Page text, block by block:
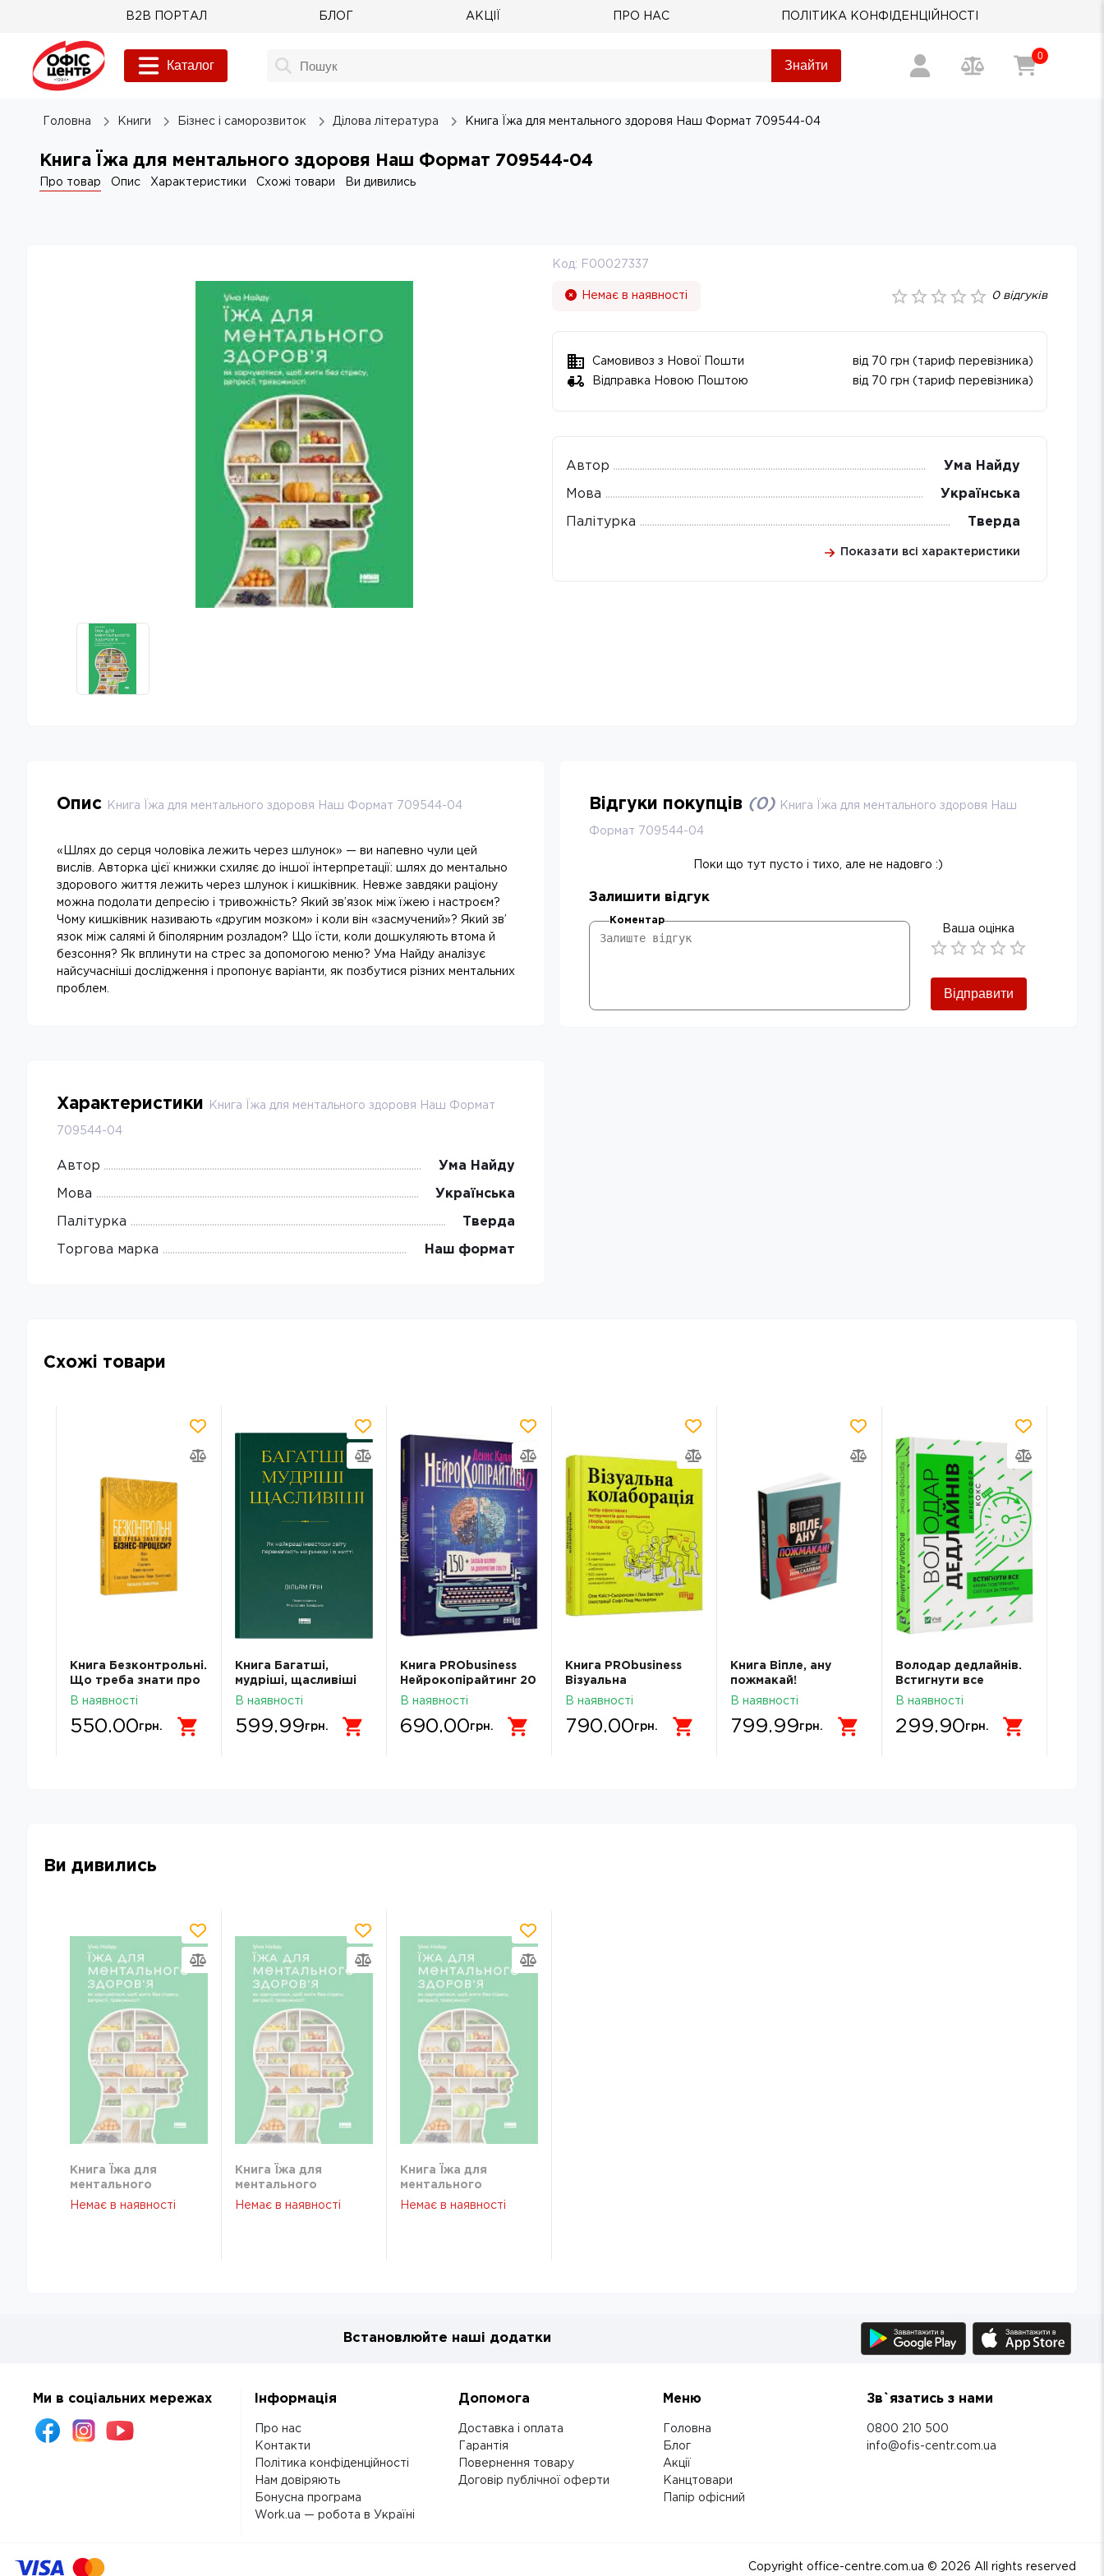
B2B ПОРТАЛ БЛОГ АКЦІЇ ПРО НАС ПОЛІТИКА КОНФІДЕНЦІЙНОСТІ
Каталог Знайти
0
Головна Книги Бізнес і саморозвиток Ділова література Книга Їжа для ментального здоровя Наш Формат 709544-04
Книга Їжа для ментального здоровя Наш Формат 709544-04
Про товар Опис Характеристики Схожі товари Ви дивились
Код: F00027337
Немає в наявності 0відгуків
Самовивоз з Нової Пошти
від 70 грн (тариф перевізника)
Відправка Новою Поштою
від 70 грн (тариф перевізника)
Автор Ума Найду
Мова Українська
Палітурка Тверда
Показати всі характеристики
Опис Книга Їжа для ментального здоровя Наш Формат 709544-04
«Шлях до серця чоловіка лежить через шлунок» — ви напевно чули цей
вислів. Авторка цієї книжки схиляє до іншої інтерпретації: шлях до ментально
здорового життя лежить через шлунок і кишківник. Невже завдяки раціону
можна подолати депресію і тривожність? Який зв’язок між їжею і настроєм?
Чому кишківник називають «другим мозком» і коли він «засмучений»? Який зв’
язок між салямі й біполярним розладом? Що їсти, коли дошкуляють втома й
безсоння? Як вплинути на стрес за допомогою меню? Ума Найду аналізує
найсучасніші дослідження і пропонує варіанти, як позбутися різних ментальних
проблем.
Характеристики Книга Їжа для ментального здоровя Наш Формат
709544-04
Автор Ума Найду
Мова Українська
Палітурка Тверда
Торгова марка Наш формат
Відгуки покупців (0) Книга Їжа для ментального здоровя Наш
Формат 709544-04
Поки що тут пусто і тихо, але не надовго :)
Залишити відгук
Коментар
Ваша оцінка
Відправити
Схожі товари
Книга Безконтрольні.
Що треба знати про
бізнес-процеси?
В наявності
550.00грн.
Книга Багатші,
мудріші, щасливіші
В наявності
599.99грн.
Книга PRObusiness
Нейрокопірайтинг 20
ФБ1467007У
В наявності
690.00грн.
Книга PRObusiness
Візуальна
колаборація
В наявності
790.00грн.
Книга Віпле, ану
пожмакай!
В наявності
799.99грн.
Володар дедлайнів.
Встигнути все
В наявності
299.90грн.
Ви дивились
Книга Їжа для
ментального
здоровя Наш
Немає в наявності
Книга Їжа для
ментального
здоровя Наш
Немає в наявності
Книга Їжа для
ментального
здоровя Наш
Немає в наявності
Встановлюйте наші додатки
Ми в соціальних мережах Інформація
Про нас
Контакти
Політика конфіденційності
Нам довіряють
Бонусна програма
Work.ua — робота в Україні
Допомога
Доставка і оплата
Гарантія
Повернення товару
Договір публічної оферти
Меню
Головна
Блог
Акції
Канцтовари
Папір офісний
Зв`язатись з нами
0800 210 500
info@ofis-centr.com.ua
Copyright office-centre.com.ua © 2026 All rights reserved